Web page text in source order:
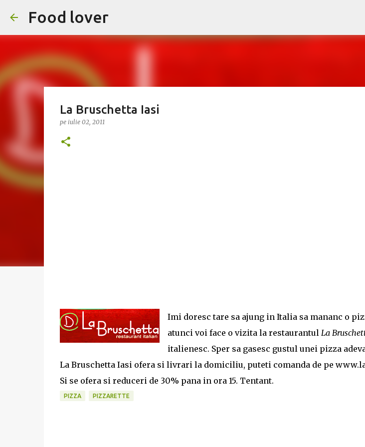
Food lover
La Bruschetta Iasi
pe iulie 02, 2011
Imi doresc tare sa ajung in Italia sa mananc o
atunci voi face o vizita la restaurantul La
italienesc. Sper sa gasesc gustul unei pizza
La Bruschetta Iasi ofera si livrari la domiciliu, puteti comanda de pe
Si se ofera si reduceri de 30% pana in ora 15. Tentant.
PIZZA PIZZARETTE